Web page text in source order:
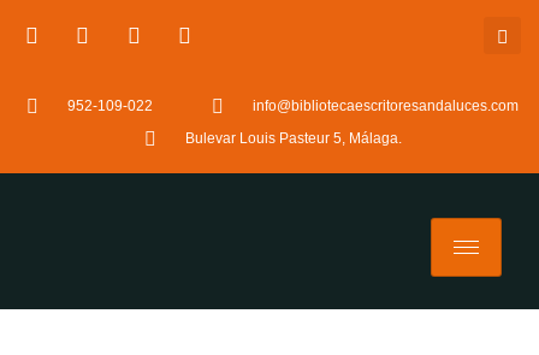
952-109-022
info@bibliotecaescritoresandaluces.com
Bulevar Louis Pasteur 5, Málaga.